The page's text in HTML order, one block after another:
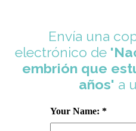
Envía una
electrónico de
embrión que
años' a
Your Name: *